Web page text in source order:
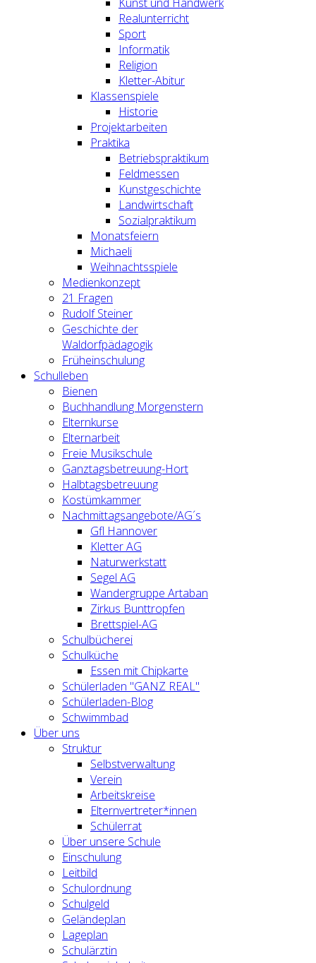
Realunterricht
Sport
Informatik
Religion
Kletter-Abitur
Klassenspiele
Historie
Projektarbeiten
Praktika
Betriebspraktikum
Feldmessen
Kunstgeschichte
Landwirtschaft
Sozialpraktikum
Monatsfeiern
Michaeli
Weihnachtsspiele
Medienkonzept
21 Fragen
Rudolf Steiner
Geschichte der
Waldorfpädagogik
Früheinschulung
Schulleben
Bienen
Buchhandlung Morgenstern
Elternkurse
Elternarbeit
Freie Musikschule
Ganztagsbetreuung-Hort
Halbtagsbetreuung
Kostümkammer
Nachmittagsangebote/AG´s
Gfl Hannover
Kletter AG
Naturwerkstatt
Segel AG
Wandergruppe Artaban
Zirkus Bunttropfen
Brettspiel-AG
Schulbücherei
Schulküche
Essen mit Chipkarte
Schülerladen "GANZ REAL"
Schülerladen-Blog
Schwimmbad
Über uns
Struktur
Selbstverwaltung
Verein
Arbeitskreise
Elternvertreter*innen
Schülerrat
Über unsere Schule
Einschulung
Leitbild
Schulordnung
Schulgeld
Geländeplan
Lageplan
Schulärztin